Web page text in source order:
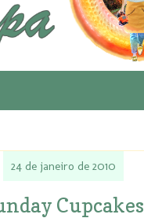
24 de janeiro de 2010
Cupcakes